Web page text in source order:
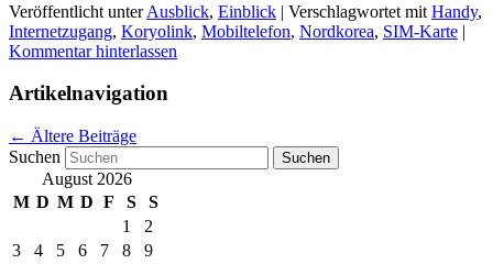
Veröffentlicht unter Ausblick, Einblick | Verschlagwortet mit Handy,
Internetzugang, Koryolink, Mobiltelefon, Nordkorea, SIM-Karte |
Kommentar hinterlassen
Artikelnavigation
← Ältere Beiträge
Suchen
August 2026
M D M D F S S
1
2
3
4 5 6 7 8
9